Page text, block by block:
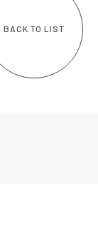
BACK TO LIST